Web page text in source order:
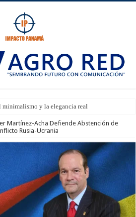
y la elegancia real
Martínez-Acha Defiende Abstención de
Rusia-Ucrania